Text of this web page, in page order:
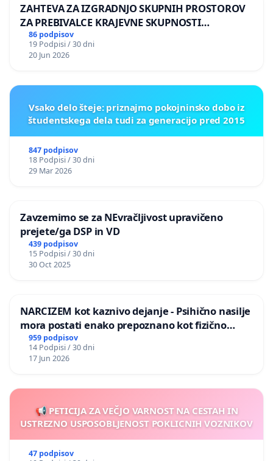
ZAHTEVA ZA IZGRADNJO SKUPNIH PROSTOROV
ZA PREBIVALCE KRAJEVNE SKUPNOSTI
PRESTRANEK
86 podpisov
19 Podpisi / 30 dni
20 Jun 2026
Vsako delo šteje: priznajmo pokojninsko dobo iz
študentskega dela tudi za generacijo pred 2015
847 podpisov
18 Podpisi / 30 dni
29 Mar 2026
Zavzemimo se za NEvračljivost upravičeno
prejete/ga DSP in VD
439 podpisov
15 Podpisi / 30 dni
30 Oct 2025
NARCIZEM kot kaznivo dejanje - Psihično nasilje
mora postati enako prepoznano kot fizično
nasilje
959 podpisov
14 Podpisi / 30 dni
17 Jun 2026
📢 PETICIJA ZA VEČJO VARNOST NA CESTAH IN
USTREZNO USPOSOBLJENOST POKLICNIH VOZNIKOV
47 podpisov